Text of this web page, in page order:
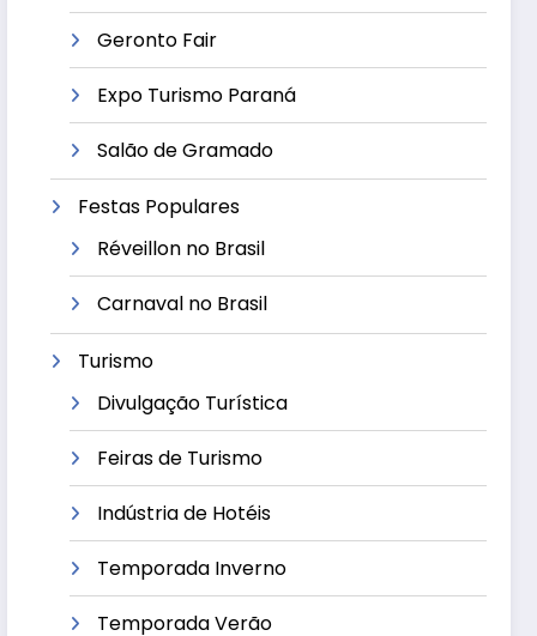
Geronto Fair
Expo Turismo Paraná
Salão de Gramado
Festas Populares
Réveillon no Brasil
Carnaval no Brasil
Turismo
Divulgação Turística
Feiras de Turismo
Indústria de Hotéis
Temporada Inverno
Temporada Verão